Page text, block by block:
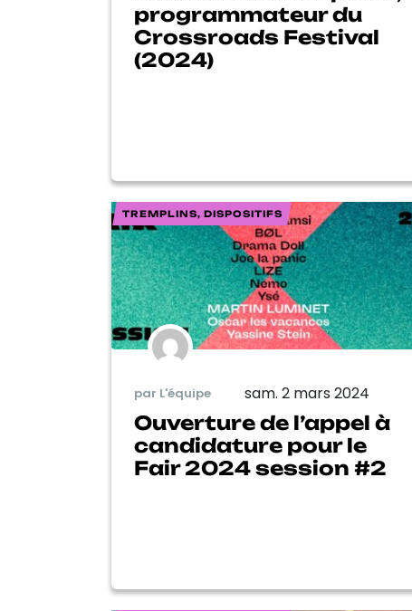
programmateur du
Crossroads Festival
(2024)
TREMPLINS, DISPOSITIFS
par L'équipe sam. 2 mars 2024
Ouverture de l’appel à
candidature pour le
Fair 2024 session #2